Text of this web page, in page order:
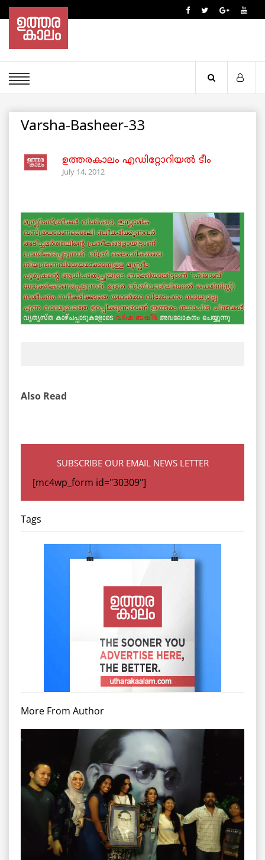
Varsha-Basheer-33
ഉത്തരകാലം എഡിറ്റോറിയല്‍ ടീം
July 14, 2012
Also Read
SUBSCRIBE OUR EMAIL NEWS LETTER
[mc4wp_form id="30309"]
Tags
More From Author